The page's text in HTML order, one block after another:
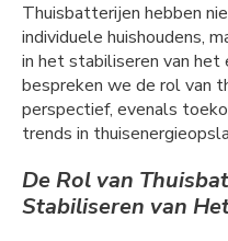
Thuisbatterijen hebben
individuele huishoudens,
in het stabiliseren van
bespreken we de rol van
perspectief, evenals
trends in
De Rol van
Stabiliseren van